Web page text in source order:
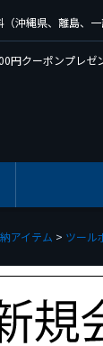
沖縄県、離島、一
円クーポンプレゼ
アイテム ツール